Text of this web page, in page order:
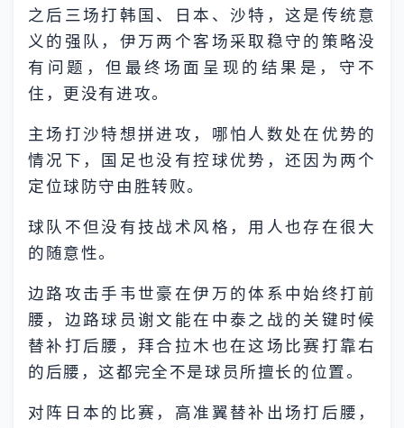
之后三场打韩国、日本、沙特，这是传统意
义的强队，伊万两个客场采取稳守的策略没
有问题，但最终场面呈现的结果是，守不
住，更没有进攻。
主场打沙特想拼进攻，哪怕人数处在优势的
情况下，国足也没有控球优势，还因为两个
定位球防守由胜转败。
球队不但没有技战术风格，用人也存在很大
的随意性。
边路攻击手韦世豪在伊万的体系中始终打前
腰，边路球员谢文能在中泰之战的关键时候
替补打后腰，拜合拉木也在这场比赛打靠右
的后腰，这都完全不是球员所擅长的位置。
对阵日本的比赛，高准翼替补出场打后腰，